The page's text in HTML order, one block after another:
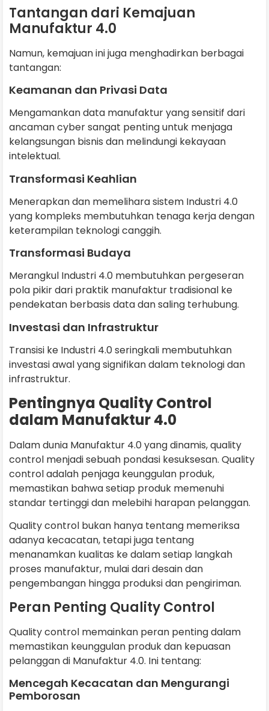
Tantangan dari Kemajuan
Manufaktur 4.0
Namun, kemajuan ini juga menghadirkan berbagai
tantangan:
Keamanan dan Privasi Data
Mengamankan data manufaktur yang sensitif dari
ancaman cyber sangat penting untuk menjaga
kelangsungan bisnis dan melindungi kekayaan
intelektual.
Transformasi Keahlian
Menerapkan dan memelihara sistem Industri 4.0
yang kompleks membutuhkan tenaga kerja dengan
keterampilan teknologi canggih.
Transformasi Budaya
Merangkul Industri 4.0 membutuhkan pergeseran
pola pikir dari praktik manufaktur tradisional ke
pendekatan berbasis data dan saling terhubung.
Investasi dan Infrastruktur
Transisi ke Industri 4.0 seringkali membutuhkan
investasi awal yang signifikan dalam teknologi dan
infrastruktur.
Pentingnya Quality Control
dalam Manufaktur 4.0
Dalam dunia Manufaktur 4.0 yang dinamis, quality
control menjadi sebuah pondasi kesuksesan. Quality
control adalah penjaga keunggulan produk,
memastikan bahwa setiap produk memenuhi
standar tertinggi dan melebihi harapan pelanggan.
Quality control bukan hanya tentang memeriksa
adanya kecacatan, tetapi juga tentang
menanamkan kualitas ke dalam setiap langkah
proses manufaktur, mulai dari desain dan
pengembangan hingga produksi dan pengiriman.
Peran Penting Quality Control
Quality control memainkan peran penting dalam
memastikan keunggulan produk dan kepuasan
pelanggan di Manufaktur 4.0. Ini tentang:
Mencegah Kecacatan dan Mengurangi
Pemborosan